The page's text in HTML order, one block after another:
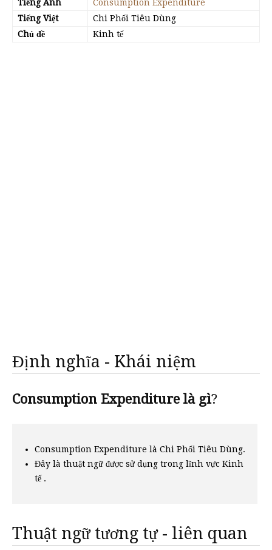
Tiếng Anh
Consumption Expenditure
Tiếng Việt
Chi Phối Tiêu Dùng
Chủ đề
Kinh tế
Định nghĩa - Khái niệm
Consumption Expenditure là gì?
Consumption Expenditure là Chi Phối Tiêu Dùng.
Đây là thuật ngữ được sử dụng trong lĩnh vực Kinh
tế .
Thuật ngữ tương tự - liên quan